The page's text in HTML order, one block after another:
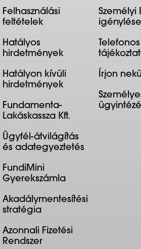
Felhasználási
feltételek
Hatályos
hirdetmények
Hatályon kívüli
hirdetmények
Fundamenta-
Lakáskassza Kft.
Ügyfél-átvilágítás
és adategyeztetés
FundiMini
Gyerekszámla
Akadálymentesítési
stratégia
Azonnali Fizetési
Rendszer
Személyi
igénylése
Telefonos
Írjon